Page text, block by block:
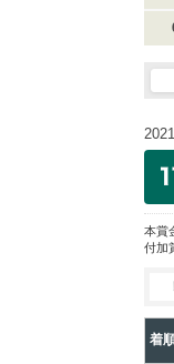
本賞
付加
着